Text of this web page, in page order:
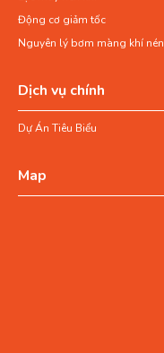
Động cơ giảm tốc
Nguyên lý bơm màng khí nén
Dịch vụ chính
Dự Án Tiêu Biểu
Map